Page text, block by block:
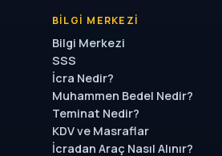
BILGI MERKEZI
Bilgi Merkezi
SSS
İcra Nedir?
Muhammen Bedel Nedir?
Teminat Nedir?
KDV ve Masraflar
İcradan Araç Nasıl Alınır?